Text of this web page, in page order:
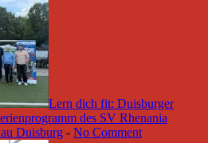
Lern dich fit: Duisburger
des SV Rhenania
Duisburg - No Comment